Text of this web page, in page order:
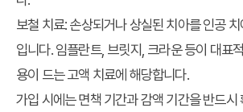
보철 치료:손상되거나 상실된 치아를 인공
입니다. 임플란트, 브릿지, 크라운 등이 대표
용이 드는 고액 치료에 해당합니다.
가입 시에는 면책 기간과 감액 기간을 반드시